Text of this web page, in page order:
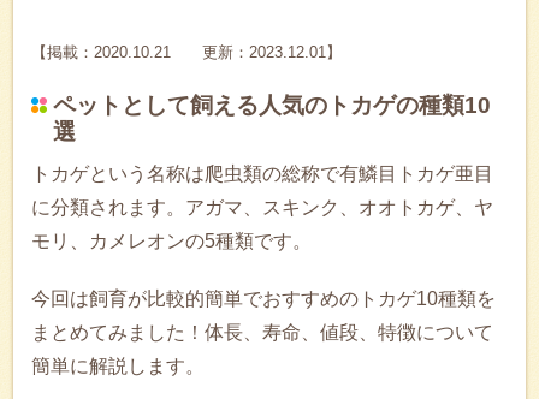
【掲載：2020.10.21 更新：2023.12.01】
ペットとして飼える人気のトカゲの種類10
選
トカゲという名称は爬虫類の総称で有鱗目トカゲ亜目
に分類されます。アガマ、スキンク、オオトカゲ、ヤ
モリ、カメレオンの5種類です。
今回は飼育が比較的簡単でおすすめのトカゲ10種類を
まとめてみました！体長、寿命、値段、特徴について
簡単に解説します。